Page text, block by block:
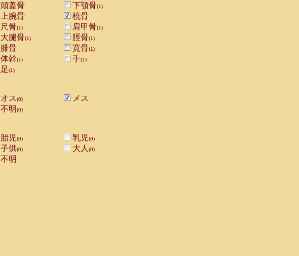
頭蓋骨 下顎骨(1)
上腕骨
橈骨
尺骨(1) 肩甲骨(1)
大腿骨(1) 脛骨(1)
腓骨 寛骨(1)
体幹(1) 手(1)
足(1)
オス(0)
メス
不明(0)
胎児(0) 乳児(0)
子供(0) 大人 (0)
不明